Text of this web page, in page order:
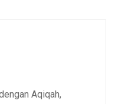
Aqiqah,